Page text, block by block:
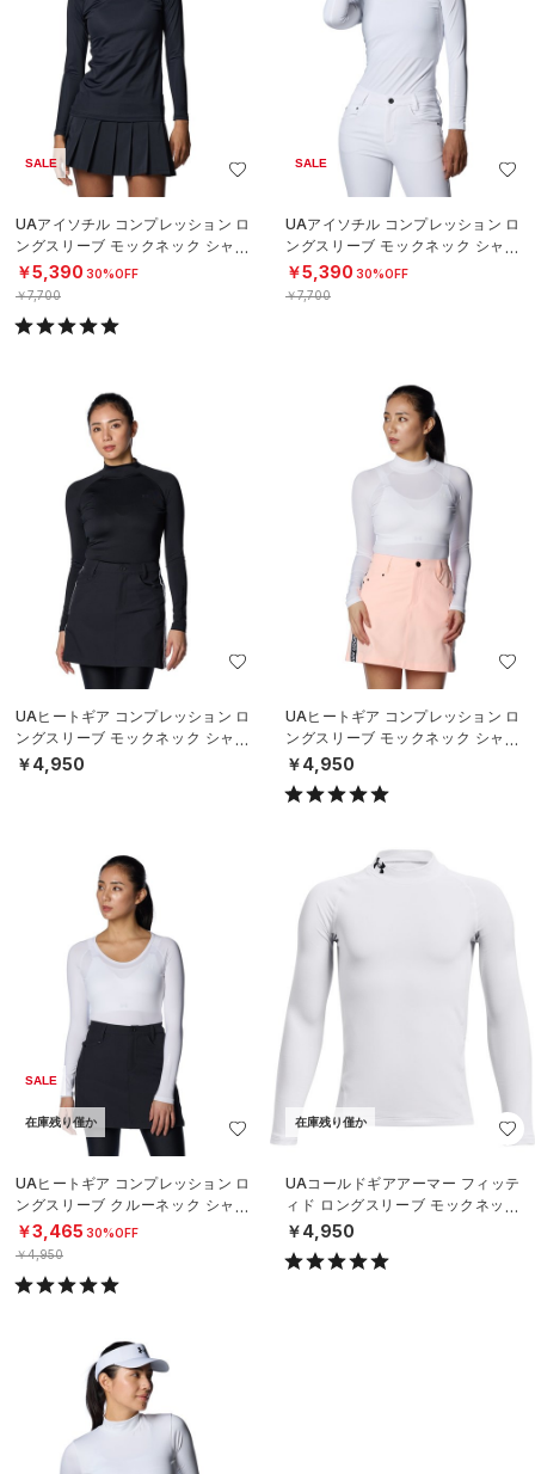
SALE
UAアイソチル コンプレッション ロ
ングスリーブ モックネック シャツ
（ゴルフ/WOMEN）
￥5,390 30%OFF
￥7,700
SALE
UAアイソチル コンプレッション ロ
ングスリーブ モックネック シャツ
（ゴルフ/WOMEN）
￥5,390 30%OFF
￥7,700
UAヒートギア コンプレッション ロ
ングスリーブ モックネック シャツ
（ゴルフ/WOMEN）
￥4,950
UAヒートギア コンプレッション ロ
ングスリーブ モックネック シャツ
（ゴルフ/WOMEN）
￥4,950
SALE
在庫残り僅か
UAヒートギア コンプレッション ロ
ングスリーブ クルーネック シャツ
（ゴルフ/WOMEN）
￥3,465 30%OFF
￥4,950
在庫残り僅か
UAコールドギアアーマー フィッテ
ィド ロングスリーブ モックネック
シャツ（トレーニング/BOYS）
￥4,950